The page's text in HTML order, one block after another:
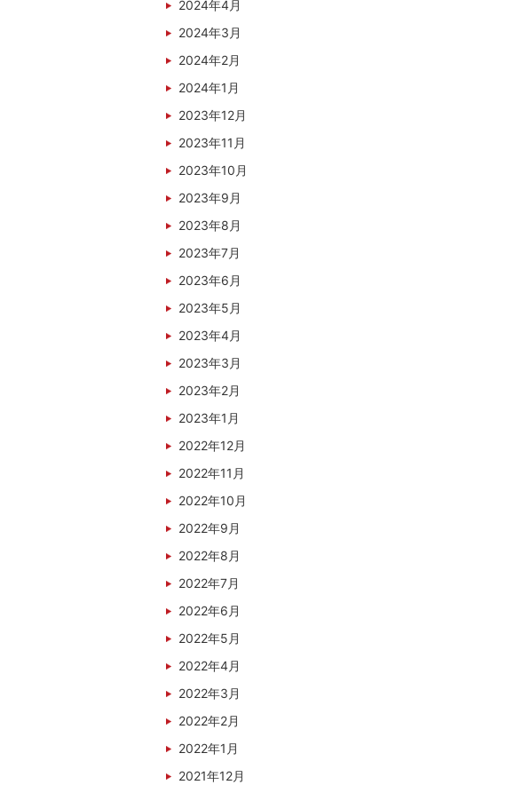
2024年4月
2024年3月
2024年2月
2024年1月
2023年12月
2023年11月
2023年10月
2023年9月
2023年8月
2023年7月
2023年6月
2023年5月
2023年4月
2023年3月
2023年2月
2023年1月
2022年12月
2022年11月
2022年10月
2022年9月
2022年8月
2022年7月
2022年6月
2022年5月
2022年4月
2022年3月
2022年2月
2022年1月
2021年12月